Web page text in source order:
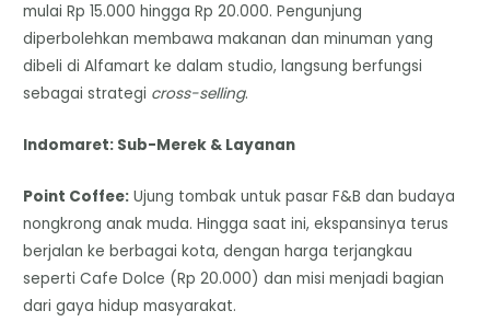
mulai Rp 15.000 hingga Rp 20.000. Pengunjung
diperbolehkan membawa makanan dan minuman yang
dibeli di Alfamart ke dalam studio, langsung berfungsi
sebagai strategi cross-selling.
Indomaret: Sub-Merek & Layanan
Point Coffee: Ujung tombak untuk pasar F&B dan budaya
nongkrong anak muda. Hingga saat ini, ekspansinya terus
berjalan ke berbagai kota, dengan harga terjangkau
seperti Cafe Dolce (Rp 20.000) dan misi menjadi bagian
dari gaya hidup masyarakat.